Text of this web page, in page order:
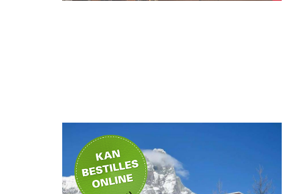
Privat